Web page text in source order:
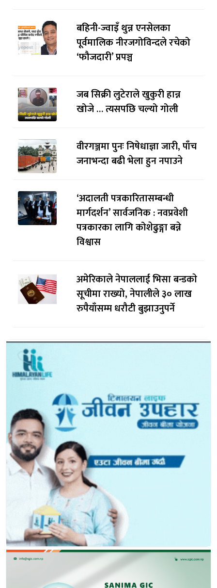
बहिनी-ज्वाइँ थुन्न एनसेलका
पूर्वमालिक नीरजगोविन्दले रचेको
‘फौजदारी’ प्रपञ्च
जब सिक्री लुटेराले खुकुरी हान्न
खोजे … त्यसपछि चल्यो गोली
वीरगञ्जमा पुनः निषेधाज्ञा जारी, पाँच
जनाभन्दा बढी भेला हुन नपाउने
‘अदालती पत्रकारितासम्बन्धी
मार्गदर्शन’ सार्वजनिक : नवप्रवेशी
पत्रकारका लागि कोशेढुङ्गा बन्ने
विश्वास
अमेरिकाले नेपाललाई भिसा बन्डकाे
सूचीमा राख्यो, नेपालीले ३० लाख
रुपैयाँसम्म धरौटी बुझाउनुपर्ने